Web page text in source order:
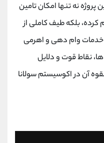
پروژه نه تنها امکان تامین
کرده، بلکه طیف کاملی از
خدمات وام دهی و اهرمی
نقاط قوت و دلایل
آن در اکوسیستم سولانا